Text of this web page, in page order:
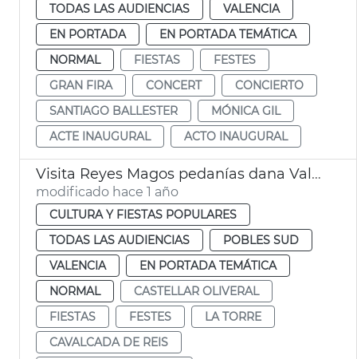
TODAS LAS AUDIENCIAS
VALENCIA
EN PORTADA
EN PORTADA TEMÁTICA
NORMAL
FIESTAS
FESTES
GRAN FIRA
CONCERT
CONCIERTO
SANTIAGO BALLESTER
MÓNICA GIL
ACTE INAUGURAL
ACTO INAUGURAL
Visita Reyes Magos pedanías dana València
modificado hace 1 año
CULTURA Y FIESTAS POPULARES
TODAS LAS AUDIENCIAS
POBLES SUD
VALENCIA
EN PORTADA TEMÁTICA
NORMAL
CASTELLAR OLIVERAL
FIESTAS
FESTES
LA TORRE
CAVALCADA DE REIS